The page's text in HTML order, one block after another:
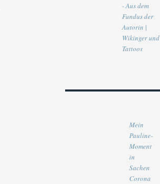
- Aus dem
Fundus der
Autorin |
Wikinger und
Tattoos
Mein
Pauline-
Moment
in
Sachen
Corona